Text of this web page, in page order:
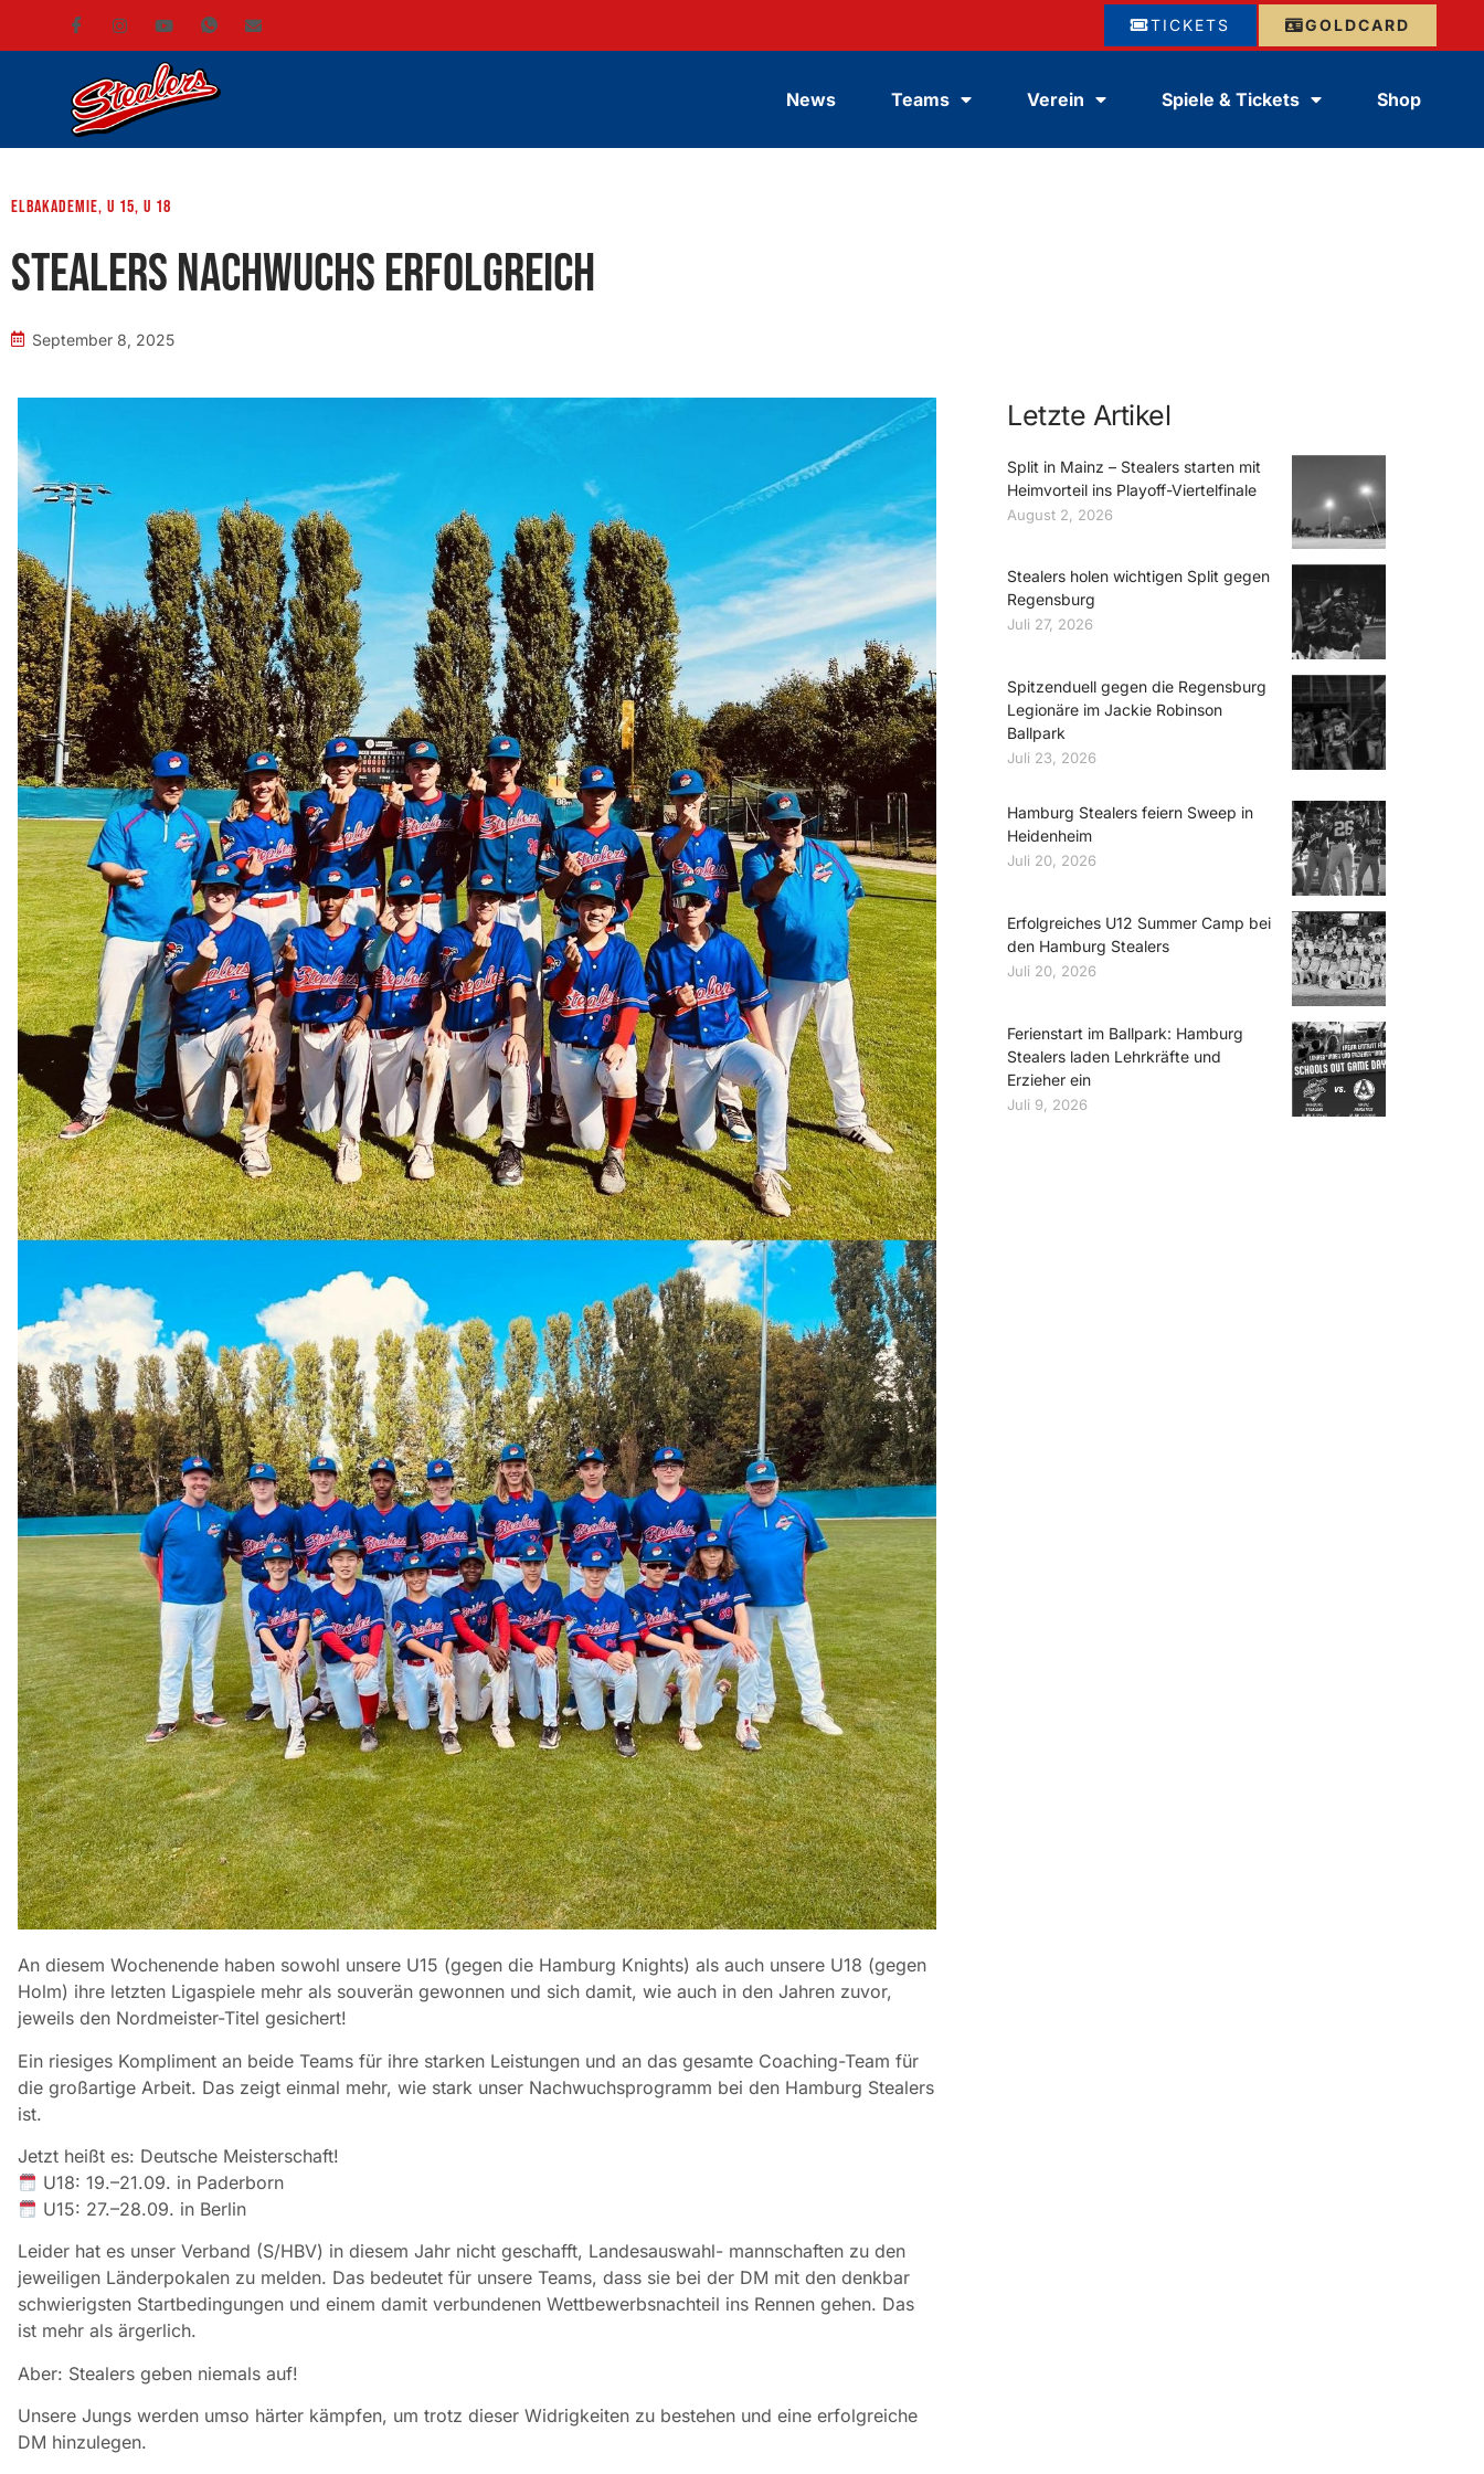
GOLDCARD
TICKETS
News Teams Verein Spiele & Tickets Shop
ElbAkademie, U 15, U 18
Stealers Nachwuchs erfolgreich
September 8, 2025
An diesem Wochenende haben sowohl unsere U15 (gegen die Hamburg Knights) als auch unsere U18 (gegen
Holm) ihre letzten Ligaspiele mehr als souverän gewonnen und sich damit, wie auch in den Jahren zuvor,
jeweils den Nordmeister-Titel gesichert!
Ein riesiges Kompliment an beide Teams für ihre starken Leistungen und an das gesamte Coaching-Team für
die großartige Arbeit. Das zeigt einmal mehr, wie stark unser Nachwuchsprogramm bei den Hamburg Stealers
ist.
Jetzt heißt es: Deutsche Meisterschaft!
U18: 19.–21.09. in Paderborn
U15: 27.–28.09. in Berlin
Leider hat es unser Verband (S/HBV) in diesem Jahr nicht geschafft, Landesauswahl- mannschaften zu den
jeweiligen Länderpokalen zu melden. Das bedeutet für unsere Teams, dass sie bei der DM mit den denkbar
schwierigsten Startbedingungen und einem damit verbundenen Wettbewerbsnachteil ins Rennen gehen. Das
ist mehr als ärgerlich.
Aber: Stealers geben niemals auf!
Unsere Jungs werden umso härter kämpfen, um trotz dieser Widrigkeiten zu bestehen und eine erfolgreiche
DM hinzulegen.
Letzte Artikel
Split in Mainz – Stealers starten mit
Heimvorteil ins Playoff-Viertelfinale
August 2, 2026
Stealers holen wichtigen Split gegen
Regensburg
Juli 27, 2026
Spitzenduell gegen die Regensburg
Legionäre im Jackie Robinson
Ballpark
Juli 23, 2026
Hamburg Stealers feiern Sweep in
Heidenheim
Juli 20, 2026
Erfolgreiches U12 Summer Camp bei
den Hamburg Stealers
Juli 20, 2026
Ferienstart im Ballpark: Hamburg
Stealers laden Lehrkräfte und
Erzieher ein
Juli 9, 2026